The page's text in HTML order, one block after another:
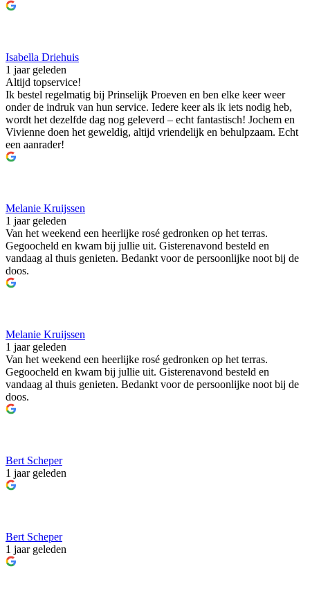
Isabella Driehuis
1 jaar geleden
Altijd topservice!
Ik bestel regelmatig bij Prinselijk Proeven en ben elke keer weer
onder de indruk van hun service. Iedere keer als ik iets nodig heb,
wordt het dezelfde dag nog geleverd – echt fantastisch! Jochem en
Vivienne doen het geweldig, altijd vriendelijk en behulpzaam. Echt
een aanrader!
Melanie Kruijssen
1 jaar geleden
Van het weekend een heerlijke rosé gedronken op het terras.
Gegoocheld en kwam bij jullie uit. Gisterenavond besteld en
vandaag al thuis genieten. Bedankt voor de persoonlijke noot bij de
doos.
Melanie Kruijssen
1 jaar geleden
Van het weekend een heerlijke rosé gedronken op het terras.
Gegoocheld en kwam bij jullie uit. Gisterenavond besteld en
vandaag al thuis genieten. Bedankt voor de persoonlijke noot bij de
doos.
Bert Scheper
1 jaar geleden
Bert Scheper
1 jaar geleden